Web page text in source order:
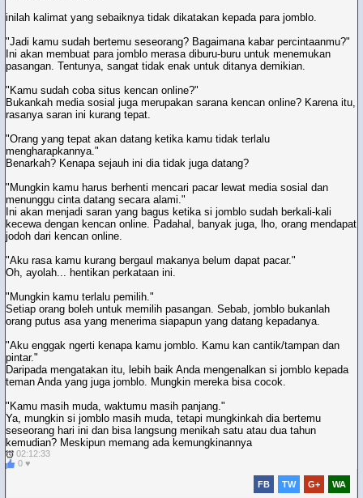
inilah kalimat yang sebaiknya tidak dikatakan kepada para jomblo.
"Jadi kamu sudah bertemu seseorang? Bagaimana kabar percintaanmu?"
Ini akan membuat para jomblo merasa diburu-buru untuk menemukan
pasangan. Tentunya, sangat tidak enak untuk ditanya demikian.
"Kamu sudah coba situs kencan online?"
Bukankah media sosial juga merupakan sarana kencan online? Karena itu,
rasanya saran ini kurang tepat.
"Orang yang tepat akan datang ketika kamu tidak terlalu
mengharapkannya."
Benarkah? Kenapa sejauh ini dia tidak juga datang?
"Mungkin kamu harus berhenti mencari pacar lewat media sosial dan
menunggu cinta datang secara alami."
Ini akan menjadi saran yang bagus ketika si jomblo sudah berkali-kali
kecewa dengan kencan online. Padahal, banyak juga, lho, orang mendapat
jodoh dari kencan online.
"Aku rasa kamu kurang bergaul makanya belum dapat pacar."
Oh, ayolah... hentikan perkataan ini.
"Mungkin kamu terlalu pemilih."
Setiap orang boleh untuk memilih pasangan. Sebab, jomblo bukanlah
orang putus asa yang menerima siapapun yang datang kepadanya.
"Aku enggak ngerti kenapa kamu jomblo. Kamu kan cantik/tampan dan
pintar."
Daripada mengatakan itu, lebih baik Anda mengenalkan si jomblo kepada
teman Anda yang juga jomblo. Mungkin mereka bisa cocok.
"Kamu masih muda, waktumu masih panjang."
Ya, mungkin si jomblo masih muda, tetapi mungkinkah dia bertemu
seseorang hari ini dan bisa langsung menikah satu atau dua tahun
kemudian? Meskipun memang ada kemungkinannya
02:12:33
0 ♥
FB TW G+ WA